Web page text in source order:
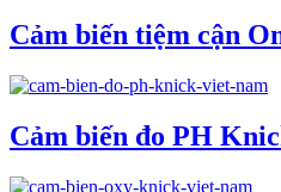
Cảm biến tiệm cận
Cảm biến đo PH